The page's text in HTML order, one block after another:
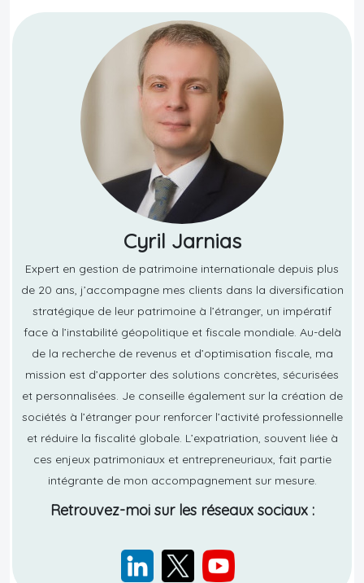
Cyril Jarnias
Expert en gestion de patrimoine internationale depuis plus
de 20 ans, j’accompagne mes clients dans la diversification
stratégique de leur patrimoine à l’étranger, un impératif
face à l’instabilité géopolitique et fiscale mondiale. Au-delà
de la recherche de revenus et d’optimisation fiscale, ma
mission est d’apporter des solutions concrètes, sécurisées
et personnalisées. Je conseille également sur la création de
sociétés à l’étranger pour renforcer l’activité professionnelle
et réduire la fiscalité globale. L’expatriation, souvent liée à
ces enjeux patrimoniaux et entrepreneuriaux, fait partie
intégrante de mon accompagnement sur mesure.
Retrouvez-moi sur les réseaux sociaux :